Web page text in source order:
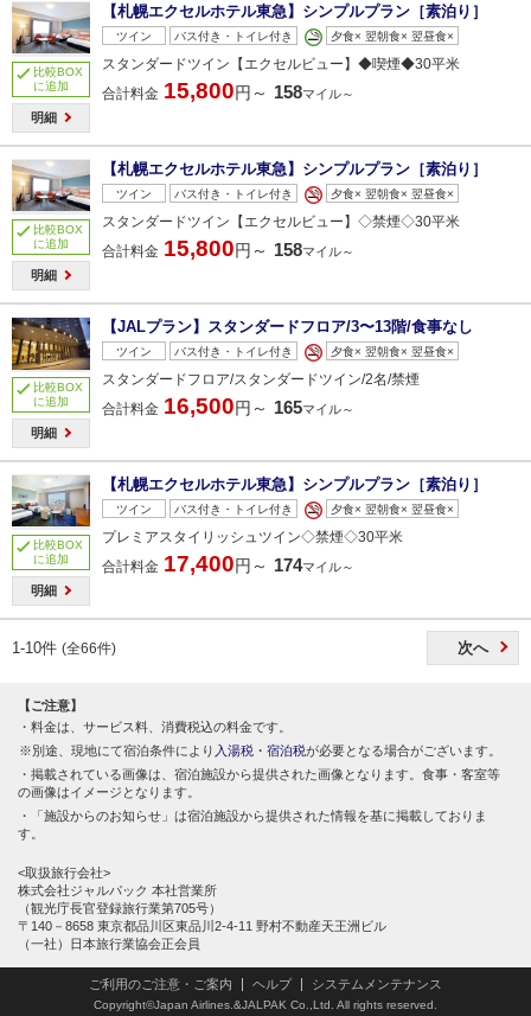
比較BOX
に追加
明細
【札幌エクセルホテル東急】シンプルプラン［素泊り］
ツイン バス付き・トイレ付き 夕食× 翌朝食× 翌昼食×
スタンダードツイン【エクセルビュー】◆喫煙◆30平米
合計料金 15,800円～ 158マイル～
比較BOX
に追加
明細
【札幌エクセルホテル東急】シンプルプラン［素泊り］
ツイン バス付き・トイレ付き 夕食× 翌朝食× 翌昼食×
スタンダードツイン【エクセルビュー】◇禁煙◇30平米
合計料金 15,800円～ 158マイル～
比較BOX
に追加
明細
【JALプラン】スタンダードフロア/3〜13階/食事なし
ツイン バス付き・トイレ付き 夕食× 翌朝食× 翌昼食×
スタンダードフロア/スタンダードツイン/2名/禁煙
合計料金 16,500円～ 165マイル～
比較BOX
に追加
明細
【札幌エクセルホテル東急】シンプルプラン［素泊り］
ツイン バス付き・トイレ付き 夕食× 翌朝食× 翌昼食×
プレミアスタイリッシュツイン◇禁煙◇30平米
合計料金 17,400円～ 174マイル～
1-10件 (全66件) 次へ
【ご注意】
料金は、サービス料、消費税込の料金です。
別途、現地にて宿泊条件により 入湯税・宿泊税が必要となる場合がございます。
掲載されている画像は、宿泊施設から提供された画像となります。食事・客室等
の画像はイメージとなります。
「施設からのお知らせ」は宿泊施設から提供された情報を基に掲載しておりま
す。
<取扱旅行会社>
株式会社ジャルパック 本社営業所
（観光庁長官登録旅行業第705号）
〒140－8658 東京都品川区東品川2-4-11 野村不動産天王洲ビル
（一社）日本旅行業協会正会員
ご利用のご注意・ご案内 ヘルプ システムメンテナンス
Copyright©Japan Airlines.&JALPAK Co.,Ltd. All rights reserved.